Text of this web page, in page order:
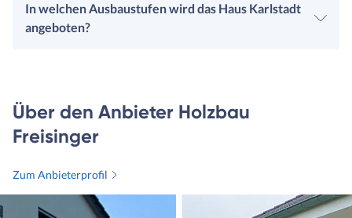
In welchen Ausbaustufen wird das Haus Karlstadt
angeboten?
Über den Anbieter Holzbau
Freisinger
Zum Anbieterprofil